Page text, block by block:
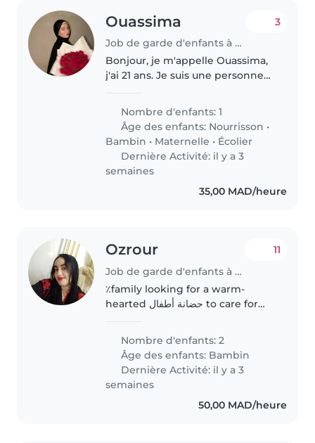
Ouassima
Job de garde d'enfants à Tanger
3
Bonjour, je m'appelle Ouassima,
j'ai 21 ans. Je suis une personne
J'aime m'occuper des enfants et
jouer avec eux. Je suis disponible
et motivée.
Nombre d'enfants: 1
Âge des enfants: Nourrisson •
Bambin • Maternelle • Écolier
Dernière Activité: il y a 3
semaines
35,00 MAD/heure
Ozrour
Job de garde d'enfants à Agadir
11
٪family looking for a warm-
hearted حضانة أطفال to care for
need someone reliable to watch
them at your place—()
Nombre d'enfants: 2
Âge des enfants: Bambin
Dernière Activité: il y a 3
semaines
50,00 MAD/heure